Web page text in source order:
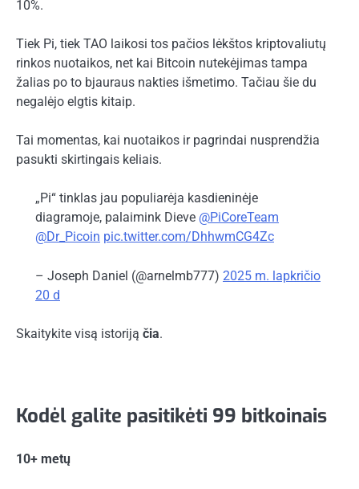
10%.
Tiek Pi, tiek TAO laikosi tos pačios lėkštos kriptovaliutų
rinkos nuotaikos, net kai Bitcoin nutekėjimas tampa
žalias po to bjauraus nakties išmetimo. Tačiau šie du
negalėjo elgtis kitaip.
Tai momentas, kai nuotaikos ir pagrindai nusprendžia
pasukti skirtingais keliais.
„Pi“ tinklas jau populiarėja kasdieninėje
diagramoje, palaimink Dieve @PiCoreTeam
@Dr_Picoin pic.twitter.com/DhhwmCG4Zc
– Joseph Daniel (@arnelmb777) 2025 m. lapkričio
20 d
Skaitykite visą istoriją čia.
Kodėl galite pasitikėti 99 bitkoinais
10+ metų